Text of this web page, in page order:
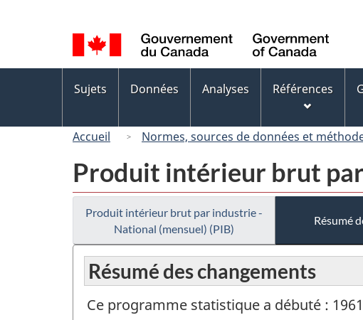
de
la
langue
des
Sujets Données Analyses Références
Accueil Normes, sources de données et
Produit intérieur brut
Produit intérieur brut par industrie -
National (mensuel) (PIB)
Résumé
Résumé des changements
Ce programme statistique a débuté : 1961